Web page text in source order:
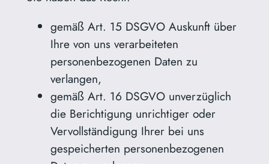
gemäß Art. 15 DSGVO Auskunft über
Ihre von uns verarbeiteten
personenbezogenen Daten zu
verlangen,
gemäß Art. 16 DSGVO unverzüglich
die Berichtigung unrichtiger oder
Vervollständigung Ihrer bei uns
gespeicherten personenbezogenen